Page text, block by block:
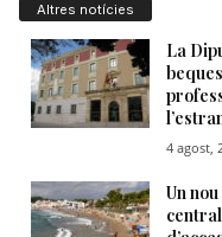
Altres notícies